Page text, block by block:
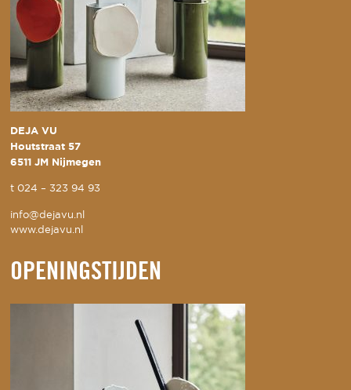
DEJA VU
Houtstraat 57
6511 JM Nijmegen
t024 – 323 94 93
info@dejavu.nl
www.dejavu.nl
OPENINGSTIJDEN